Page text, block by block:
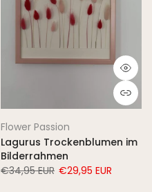
Flower Passion
Lagurus Trockenblumen im
Bilderrahmen
€34,95 EUR €29,95 EUR